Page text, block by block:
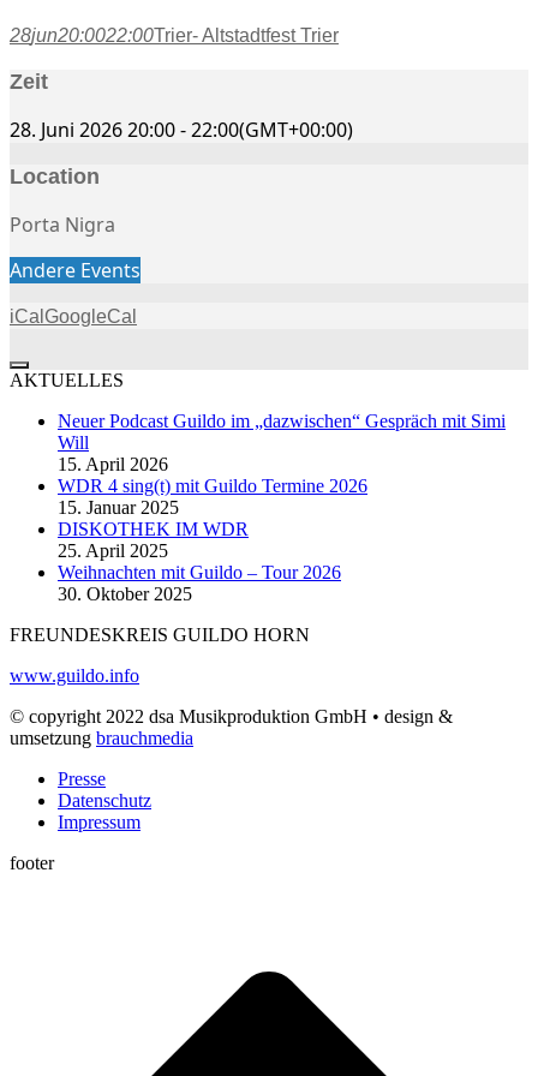
28jun20:0022:00Trier- Altstadtfest Trier
Zeit
28. Juni 202620:00-22:00(GMT+00:00)
Location
Porta Nigra
Andere Events
iCal GoogleCal
AKTUELLES
Neuer Podcast Guildo im „dazwischen“ Gespräch mit Simi
Will
15. April 2026
WDR 4 sing(t) mit Guildo Termine 2026
15. Januar 2025
DISKOTHEK IM WDR
25. April 2025
Weihnachten mit Guildo – Tour 2026
30. Oktober 2025
FREUNDESKREIS GUILDO HORN
www.guildo.info
© copyright 2022 dsa Musikproduktion GmbH • design &
umsetzung brauchmedia
Presse
Datenschutz
Impressum
footer